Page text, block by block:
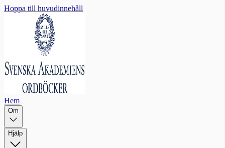
Hoppa till huvudinnehåll
Hem
Om
Hjälp